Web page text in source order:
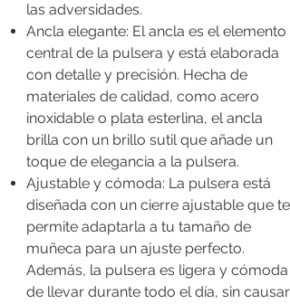
las adversidades.
Ancla elegante: El ancla es el elemento
central de la pulsera y está elaborada
con detalle y precisión. Hecha de
materiales de calidad, como acero
inoxidable o plata esterlina, el ancla
brilla con un brillo sutil que añade un
toque de elegancia a la pulsera.
Ajustable y cómoda: La pulsera está
diseñada con un cierre ajustable que te
permite adaptarla a tu tamaño de
muñeca para un ajuste perfecto.
Además, la pulsera es ligera y cómoda
de llevar durante todo el día, sin causar